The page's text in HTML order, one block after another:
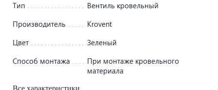
Тип
Вентиль кровельный
Производитель
Krovent
Цвет
Зеленый
Способ монтажа
При монтаже кровельного
материала